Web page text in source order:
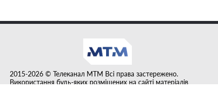
2015-2026 © Телеканал MTM Всі права застережено.
Використання будь-яких розміщених на сайті матеріалів